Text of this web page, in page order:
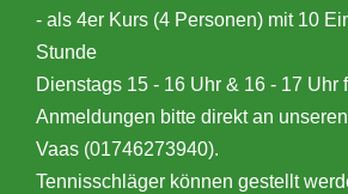
- als 4er Kurs (4 Personen) mit 10
Stunde
Dienstags 15 - 16 Uhr & 16 - 17 Uhr
Anmeldungen bitte direkt an
Vaas (01746273940).
Tennisschläger können gestellt